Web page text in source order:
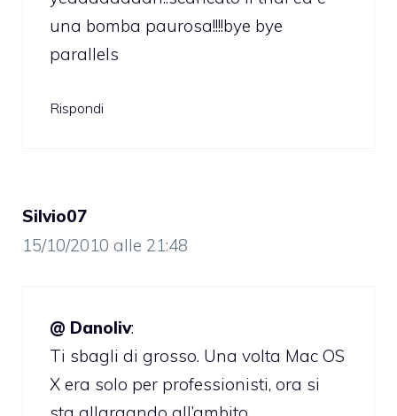
una bomba paurosa!!!!bye bye
parallels
Rispondi
Silvio07
15/10/2010 alle 21:48
@ Danoliv:
Ti sbagli di grosso. Una volta Mac OS
X era solo per professionisti, ora si